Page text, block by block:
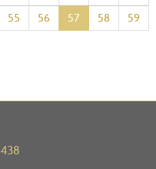
55 56 57 58
59